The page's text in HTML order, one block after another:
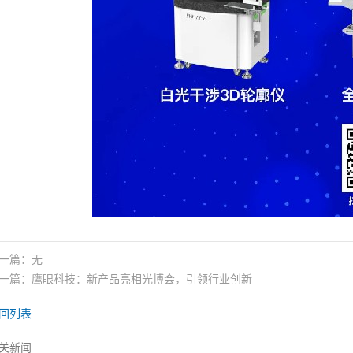
一篇：无
篇： 鹰眼科技：新产品亮相光博会，引领行业创新
列表
新闻